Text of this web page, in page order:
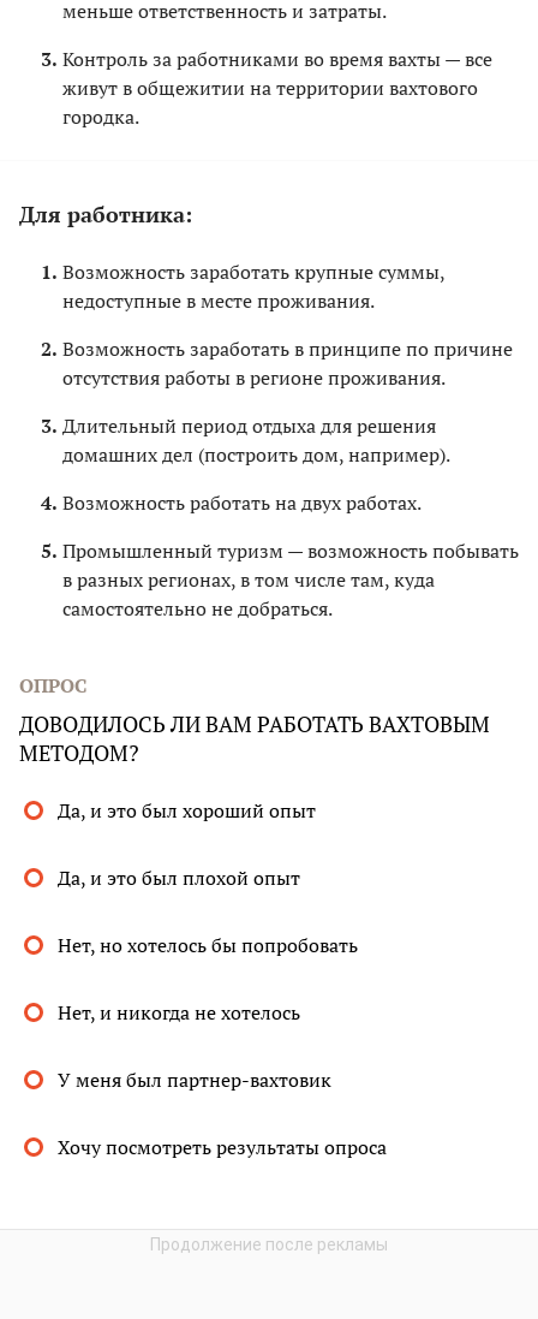
меньше ответственность и затраты.
Контроль за работниками во время вахты — все
живут в общежитии на территории вахтового
городка.
Для работника:
Возможность заработать крупные суммы,
недоступные в месте проживания.
Возможность заработать в принципе по причине
отсутствия работы в регионе проживания.
Длительный период отдыха для решения
домашних дел (построить дом, например).
Возможность работать на двух работах.
Промышленный туризм — возможность побывать
в разных регионах, в том числе там, куда
самостоятельно не добраться.
ОПРОС
ДОВОДИЛОСЬ ЛИ ВАМ РАБОТАТЬ ВАХТОВЫМ
МЕТОДОМ?
Да, и это был хороший опыт
Да, и это был плохой опыт
Нет, но хотелось бы попробовать
Нет, и никогда не хотелось
У меня был партнер-вахтовик
Хочу посмотреть результаты опроса